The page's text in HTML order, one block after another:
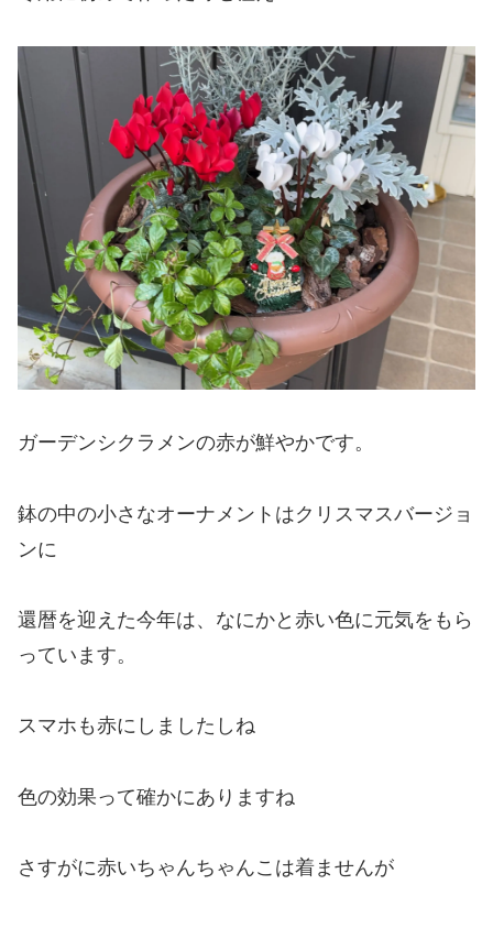
ガーデンシクラメンの赤が鮮やかです。
鉢の中の小さなオーナメントはクリスマスバージョ
ンに
還暦を迎えた今年は、なにかと赤い色に元気をもら
っています。
スマホも赤にしましたしね
色の効果って確かにありますね
さすがに赤いちゃんちゃんこは着ませんが